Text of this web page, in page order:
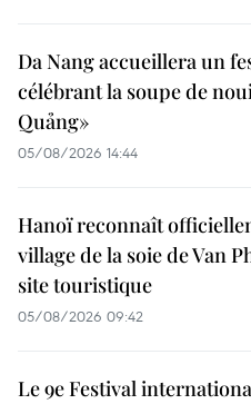
Da Nang accueillera un
célébrant la soupe de
Quảng»
05/08/2026 14:44
Hanoï reconnaît
village de la soie de Van
site touristique
05/08/2026 09:42
Le 9e Festival